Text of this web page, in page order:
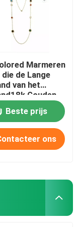
Marmeren
de Lange
van het
Gouden
staal draagt
Beste prijs
ons